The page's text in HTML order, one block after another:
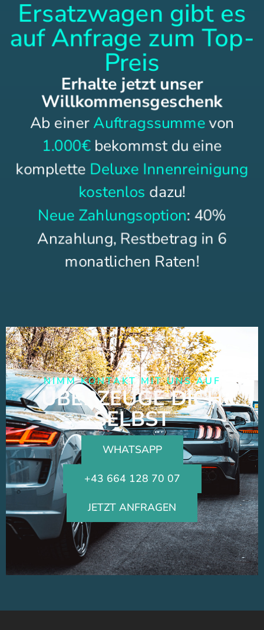
Ersatzwagen gibt es
auf Anfrage zum Top-
Preis
Erhalte jetzt unser
Willkommensgeschenk
Ab einerAuftragssummevon
1.000€ bekommst du eine
kompletteDeluxe Innenreinigung
kostenlos dazu!
Neue Zahlungsoption: 40%
Anzahlung, Restbetrag in 6
monatlichen Raten!
NIMM KONTAKT MIT UNS AUF
ÜBERZEUGE DICH
SELBST
WHATSAPP
+43 664 128 70 07
JETZT ANFRAGEN